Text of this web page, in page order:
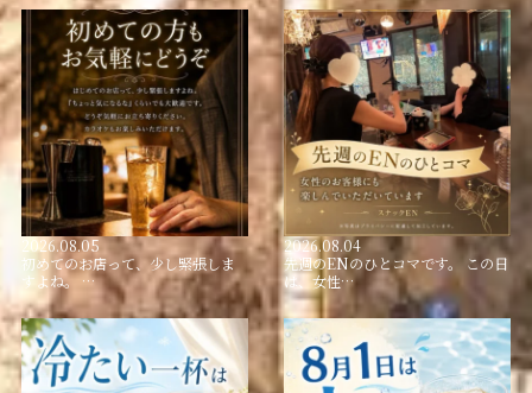
2026.08.05
初めてのお店って、少し緊張しま
すよね。 …
2026.08.04
先週のENのひとコマです。 この日
は、女性…